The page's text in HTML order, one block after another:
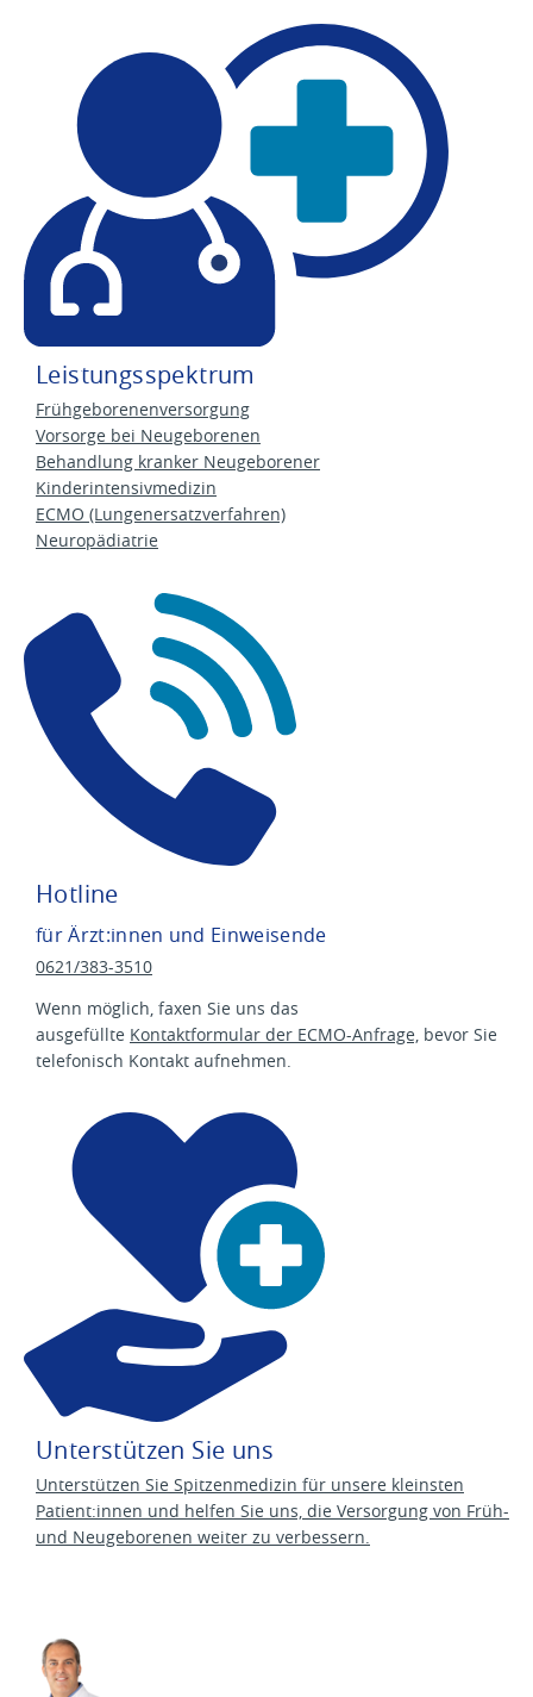
Leistungsspektrum
Frühgeborenenversorgung
Vorsorge bei Neugeborenen
Behandlung kranker Neugeborener
Kinderintensivmedizin
ECMO (Lungenersatzverfahren)
Neuropädiatrie
Hotline
für Ärzt:innen und Einweisende
0621/383-3510
Wenn möglich, faxen Sie uns das
ausgefüllte Kontaktformular der ECMO-Anfrage, bevor Sie
telefonisch Kontakt aufnehmen.
Unterstützen Sie uns
Unterstützen Sie Spitzenmedizin für unsere kleinsten
Patient:innen und helfen Sie uns, die Versorgung von Früh-
und Neugeborenen weiter zu verbessern.